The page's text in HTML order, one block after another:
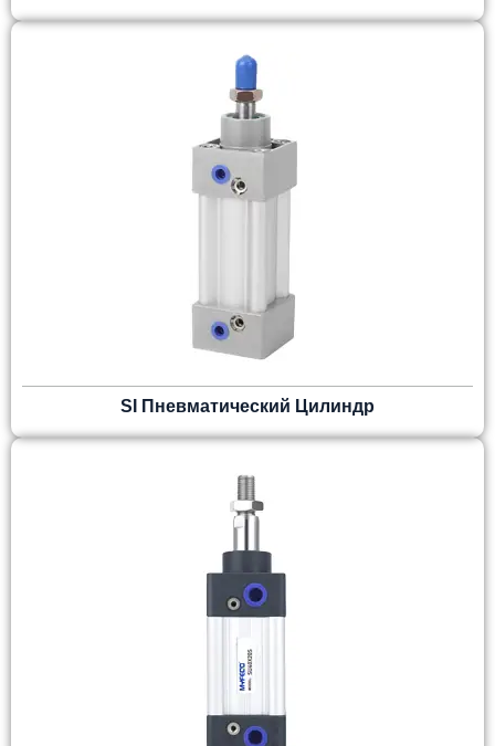
SI Пневматический Цилиндр